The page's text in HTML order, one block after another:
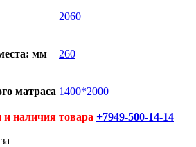
2060
мм 260
матраса 1400*2000
и наличия товара +7949-500-14-14